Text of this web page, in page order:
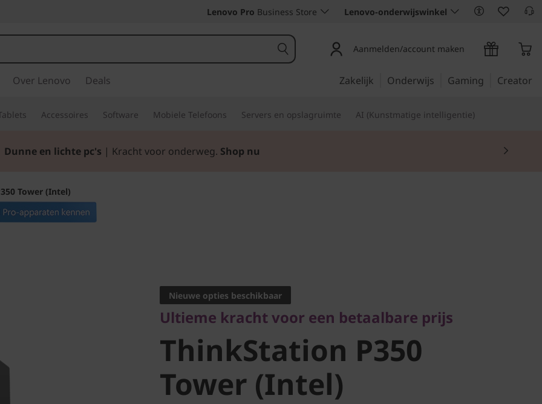
Lenovo Pro Business Store Lenovo-onderwijswinkel
Aanmelden/account maken
Over Lenovo Deals Zakelijk Onderwijs Gaming Creator
Accessoires Software Mobiele Telefoons Servers en opslagruimte AI (Kunstmatige intelligentie)
Dunne en lichte pc's | Kracht voor onderweg. Shop nu
Tower (Intel)
ThinkStation P350
Tower (Intel)
Nieuwe opties beschikbaar
Ultieme kracht voor een betaalbare prijs
ThinkStation P350
Tower (Intel)